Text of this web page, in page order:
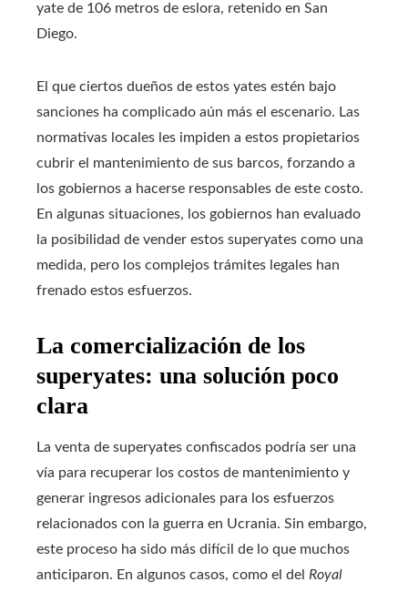
yate de 106 metros de eslora, retenido en San
Diego.
El que ciertos dueños de estos yates estén bajo
sanciones ha complicado aún más el escenario. Las
normativas locales les impiden a estos propietarios
cubrir el mantenimiento de sus barcos, forzando a
los gobiernos a hacerse responsables de este costo.
En algunas situaciones, los gobiernos han evaluado
la posibilidad de vender estos superyates como una
medida, pero los complejos trámites legales han
frenado estos esfuerzos.
La comercialización de los
superyates: una solución poco
clara
La venta de superyates confiscados podría ser una
vía para recuperar los costos de mantenimiento y
generar ingresos adicionales para los esfuerzos
relacionados con la guerra en Ucrania. Sin embargo,
este proceso ha sido más difícil de lo que muchos
anticiparon. En algunos casos, como el del Royal